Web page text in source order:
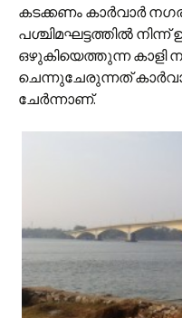
കടക്കണം കാര്‍വാര്‍
പശ്ചിമഘട്ടത്തില്‍ നിന്ന്
ഒഴുകിയെത്തുന്ന കാളി
ചെന്നുചേരുന്നത്
ചേര്‍ന്നാണ്.